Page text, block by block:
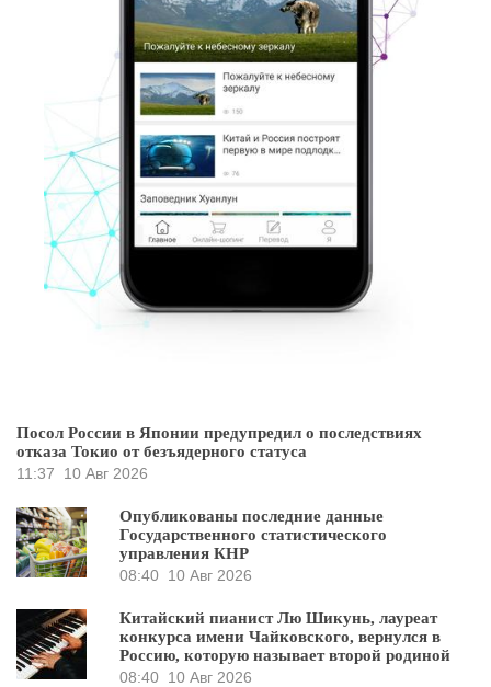
Посол России в Японии предупредил о последствиях
отказа Токио от безъядерного статуса
11:37
10 Авг 2026
Опубликованы последние данные
Государственного статистического
управления КНР
08:40 10 Авг 2026
Китайский пианист Лю Шикунь, лауреат
конкурса имени Чайковского, вернулся в
Россию, которую называет второй родиной
08:40 10 Авг 2026